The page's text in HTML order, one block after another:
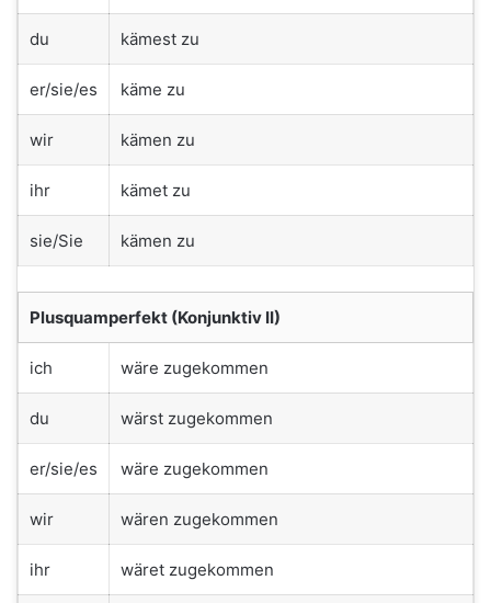
du kämest zu
er/sie/es käme zu
wir kämen zu
ihr kämet zu
sie/Sie kämen zu
Plusquamperfekt (Konjunktiv II)
ich wäre zugekommen
du wärst zugekommen
er/sie/es wäre zugekommen
wir wären zugekommen
ihr wäret zugekommen